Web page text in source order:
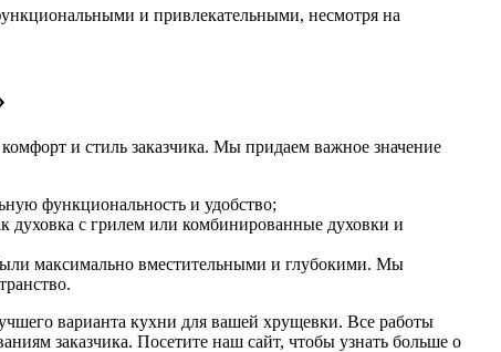
и привлекательными, несмотря на
и стиль заказчика. Мы придаем важное значение
функциональность и удобство;
духовка с грилем или комбинированные духовки и
максимально вместительными и глубокими. Мы
варианта кухни для вашей хрущевки. Все работы
заказчика. Посетите наш сайт, чтобы узнать больше о